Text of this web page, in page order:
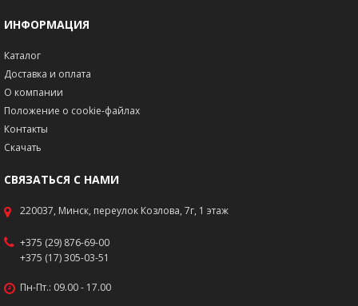
ИНФОРМАЦИЯ
Каталог
Доставка и оплата
О компании
Положение о cookie-файлах
Контакты
Скачать
СВЯЗАТЬСЯ С НАМИ
220037, Минск, переулок Козлова, 7г, 1 этаж
+375 (29) 876-69-00
+375 (17) 305-03-51
Пн-Пт.: 09.00 - 17.00